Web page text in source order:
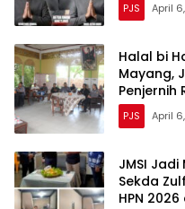
PJS April
Halal bi
Mayang,
Penjernih
PJS April
JMSI
Sekda
HPN